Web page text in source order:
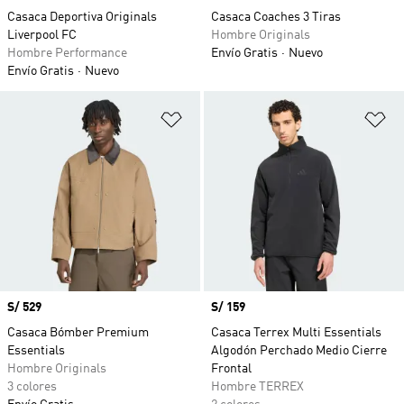
Casaca Deportiva Originals
Liverpool FC
Hombre Performance
Envío Gratis
Nuevo
Casaca Coaches 3 Tiras
Hombre Originals
Envío Gratis
Nuevo
Añadir a la lista de deseos
Precio
S/ 529
Casaca Bómber Premium
Essentials
Hombre Originals
3 colores
Precio
S/ 159
Casaca Terrex Multi Essentials
Algodón Perchado Medio Cierre
Frontal
Hombre TERREX